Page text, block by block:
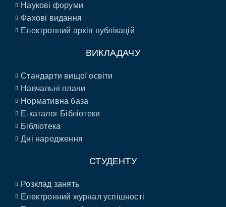
Наукові форуми
Фахові видання
Електронний архів публікацій
ВИКЛАДАЧУ
Стандарти вищої освіти
Навчальні плани
Нормативна база
E-каталог Бібліотеки
Бібліотека
Дні народження
СТУДЕНТУ
Розклад занять
Електронний журнал успішності